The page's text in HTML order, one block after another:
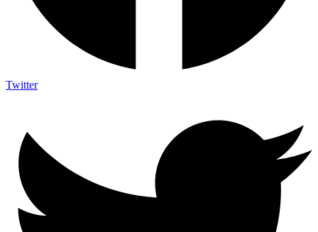
Twitter